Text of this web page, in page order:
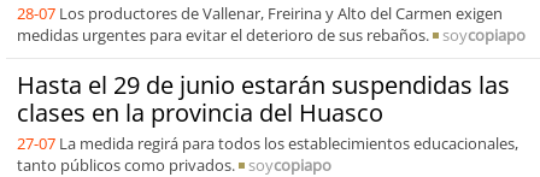
28-07 Los productores de Vallenar, Freirina y Alto del Carmen exigen
medidas urgentes para evitar el deterioro de sus rebaños.
soycopiapo
Hasta el 29 de junio estarán suspendidas las
clases en la provincia del Huasco
27-07 La medida regirá para todos los establecimientos educacionales,
tanto públicos como privados.
soycopiapo